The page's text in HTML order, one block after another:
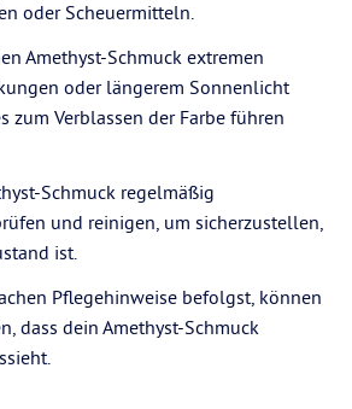
oder Scheuermitteln.
Amethyst-Schmuck extremen
oder längerem Sonnenlicht
zum Verblassen der Farbe führen
Schmuck regelmäßig
und reinigen, um sicherzustellen,
ist.
Pflegehinweise befolgst, können
dass dein Amethyst-Schmuck